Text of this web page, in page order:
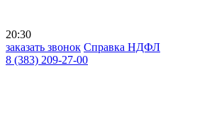
20:30
заказать звонок Справка НДФЛ
8 (383) 209-27-00